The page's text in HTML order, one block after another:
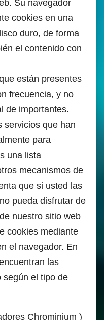
Su navegador
cookies en una
duro, de forma
el contenido con
están presentes
frecuencia, y no
de importantes.
servicios que han
para
una lista
mecanismos de
que si usted las
pueda disfrutar de
nuestro sitio web
cookies mediante
el navegador. En
las
según el tipo de
Chrominium )